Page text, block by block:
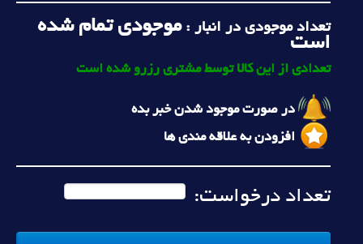
تعداد موجودی در انبار :موجودی تمام شده
است
تعدادی از این کالا توسط مشتری رزرو شده است
در صورت موجود شدن خبر بده
افزودن به علاقه مندی ها
تعداد درخواست: